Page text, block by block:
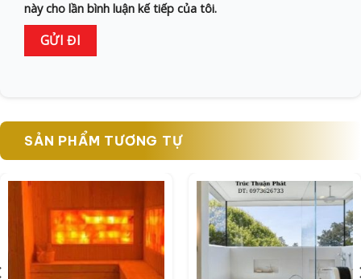
này cho lần bình luận kế tiếp của tôi.
SẢN PHẨM TƯƠNG TỰ